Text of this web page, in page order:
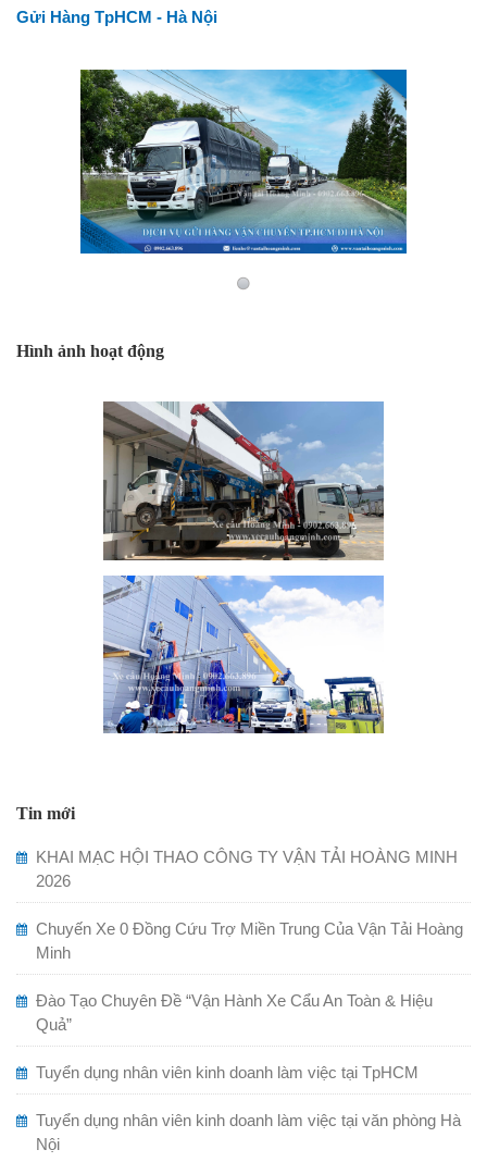
Gửi Hàng TpHCM - Hà Nội
Hình ảnh hoạt động
Tin mới
KHAI MẠC HỘI THAO CÔNG TY VẬN TẢI HOÀNG MINH
2026
Chuyến Xe 0 Đồng Cứu Trợ Miền Trung Của Vận Tải Hoàng
Minh
Đào Tạo Chuyên Đề “Vận Hành Xe Cẩu An Toàn & Hiệu
Quả”
Tuyển dụng nhân viên kinh doanh làm việc tại TpHCM
Tuyển dụng nhân viên kinh doanh làm việc tại văn phòng Hà
Nội